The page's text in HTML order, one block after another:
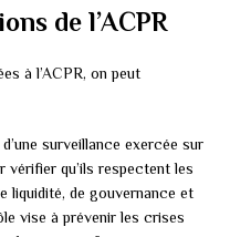
de l’ACPR
à l’ACPR, on peut
d’une surveillance exercée sur
vérifier qu’ils respectent les
liquidité, de gouvernance et
vise à prévenir les crises